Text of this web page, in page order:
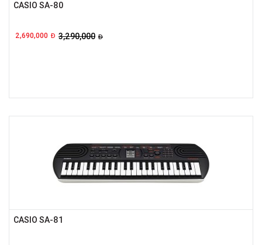
CASIO SA-80
2,690,000 Đ 3,290,000 Đ
CASIO SA-81